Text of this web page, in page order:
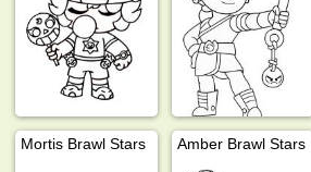
Mortis Brawl Stars Amber Brawl Stars